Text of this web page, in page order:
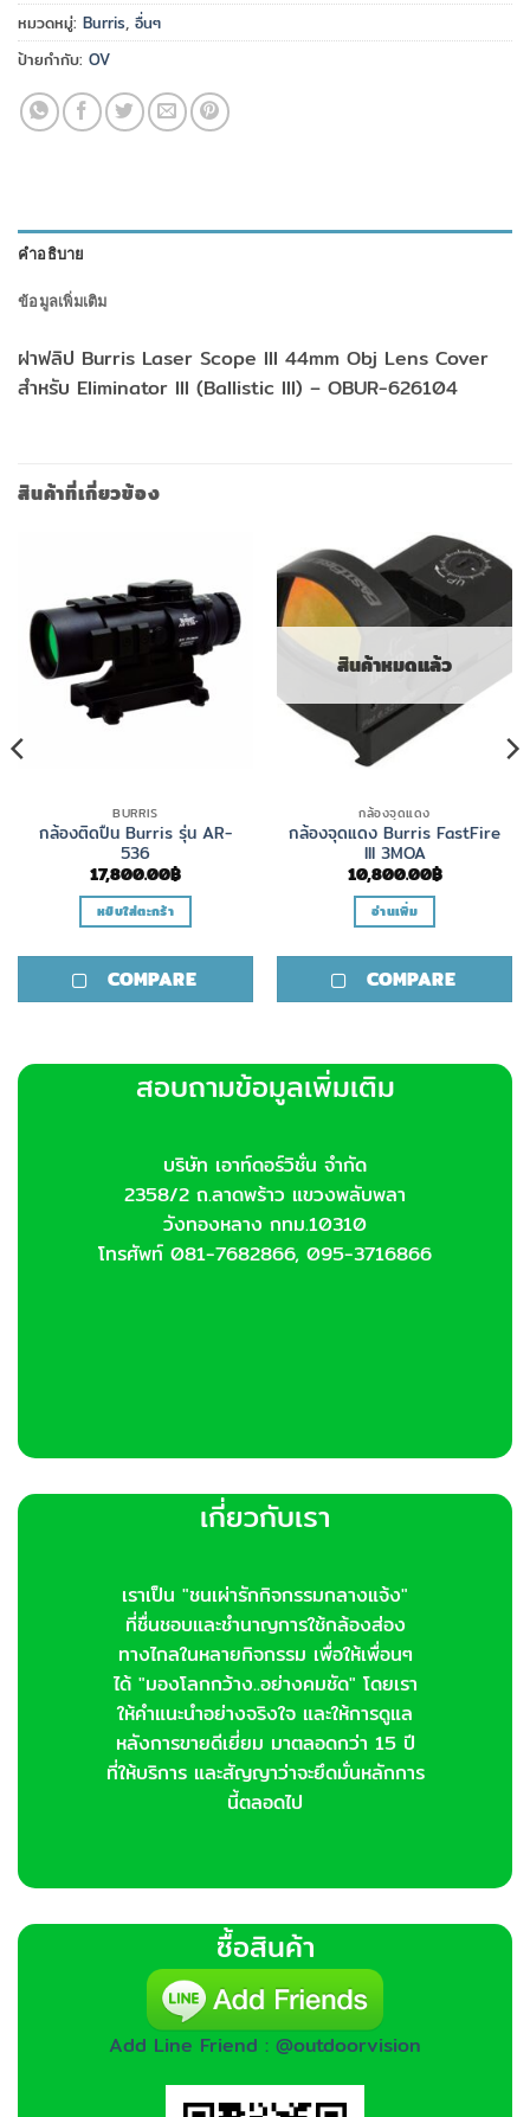
หมวดหมู่: Burris, อื่นๆ
ป้ายกำกับ: OV
คำอธิบาย
ข้อมูลเพิ่มเติม
ฝาฟลิป Burris Laser Scope III 44mm Obj Lens Cover
สำหรับ Eliminator III (Ballistic III) – OBUR-626104
สินค้าที่เกี่ยวข้อง
BURRIS
กล้องติดปืน Burris รุ่น AR-
536
17,800.00฿
หยิบใส่ตะกร้า
COMPARE
สินค้าหมดแล้ว
กล้องจุดแดง
กล้องจุดแดง Burris FastFire
III 3MOA
10,800.00฿
อ่านเพิ่ม
COMPARE
สอบถามข้อมูลเพิ่มเติม
บริษัท เอาท์ดอร์วิชั่น จำกัด
2358/2 ถ.ลาดพร้าว แขวงพลับพลา
วังทองหลาง กทม.10310
โทรศัพท์ 081-7682866, 095-3716866
เกี่ยวกับเรา
เราเป็น "ชนเผ่ารักกิจกรรมกลางแจ้ง"
ที่ชื่นชอบและชำนาญการใช้กล้องส่อง
ทางไกลในหลายกิจกรรม เพื่อให้เพื่อนๆ
ได้ "มองโลกกว้าง..อย่างคมชัด" โดยเรา
ให้คำแนะนำอย่างจริงใจ และให้การดูแล
หลังการขายดีเยี่ยม มาตลอดกว่า 15 ปี
ที่ให้บริการ และสัญญาว่าจะยึดมั่นหลักการ
นี้ตลอดไป
ซื้อสินค้า
Add Line Friend : @outdoorvision